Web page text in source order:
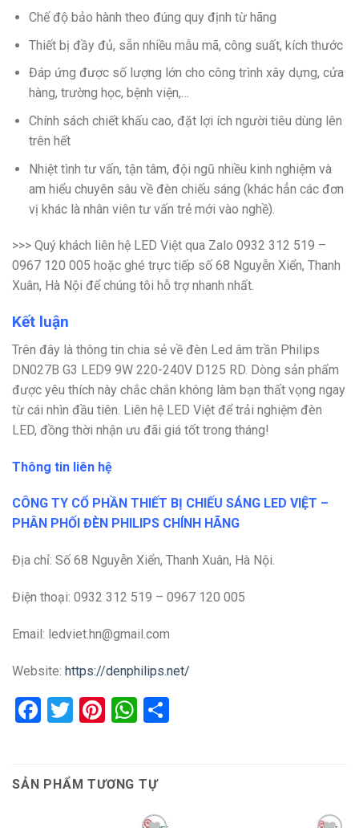
Chế độ bảo hành theo đúng quy định từ hãng
Thiết bị đầy đủ, sẵn nhiều mẫu mã, công suất, kích thước
Đáp ứng được số lượng lớn cho công trình xây dựng, cửa
hàng, trường học, bệnh viện,…
Chính sách chiết khấu cao, đặt lợi ích người tiêu dùng lên
trên hết
Nhiệt tình tư vấn, tận tâm, đội ngũ nhiều kinh nghiệm và
am hiểu chuyên sâu về đèn chiếu sáng (khác hẳn các đơn
vị khác là nhân viên tư vấn trẻ mới vào nghề).
>>> Quý khách liên hệ LED Việt qua Zalo 0932 312 519 –
0967 120 005 hoặc ghé trực tiếp số 68 Nguyễn Xiển, Thanh
Xuân, Hà Nội để chúng tôi hỗ trợ nhanh nhất.
Kết luận
Trên đây là thông tin chia sẻ về đèn Led âm trần Philips
DN027B G3 LED9 9W 220-240V D125 RD. Dòng sản phẩm
được yêu thích này chắc chắn không làm bạn thất vọng ngay
từ cái nhìn đầu tiên. Liên hệ LED Việt để trải nghiệm đèn
LED, đồng thời nhận ưu đãi giá tốt trong tháng!
Thông tin liên hệ
CÔNG TY CỔ PHẦN THIẾT BỊ CHIẾU SÁNG LED VIỆT –
PHÂN PHỐI ĐÈN PHILIPS CHÍNH HÃNG
Địa chỉ: Số 68 Nguyễn Xiển, Thanh Xuân, Hà Nội.
Điện thoại: 0932 312 519 – 0967 120 005
Email: ledviet.hn@gmail.com
Website: https://denphilips.net/
Facebook
Twitter
Pinterest
WhatsApp
SẢN PHẨM TƯƠNG TỰ